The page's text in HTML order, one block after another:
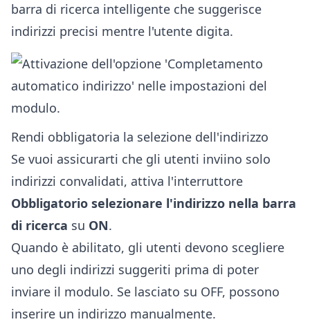
barra di ricerca intelligente che suggerisce
indirizzi precisi mentre l'utente digita.
Rendi obbligatoria la selezione dell'indirizzo
Se vuoi assicurarti che gli utenti inviino solo
indirizzi convalidati, attiva l'interruttore
Obbligatorio selezionare l'indirizzo nella barra
di ricerca su ON.
Quando è abilitato, gli utenti devono scegliere
uno degli indirizzi suggeriti prima di poter
inviare il modulo. Se lasciato su OFF, possono
inserire un indirizzo manualmente.